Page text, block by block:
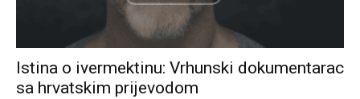
Istina o ivermektinu: Vrhunski dokumentarac
sa hrvatskim prijevodom